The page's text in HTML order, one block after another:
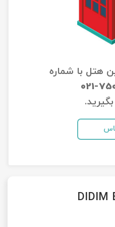
هتل با شماره
021-